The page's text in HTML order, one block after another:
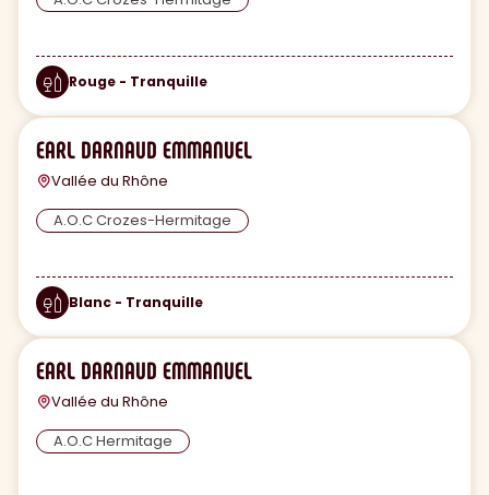
Rouge - Tranquille
EARL DARNAUD EMMANUEL
Vallée du Rhône
A.O.C Crozes-Hermitage
Blanc - Tranquille
EARL DARNAUD EMMANUEL
Vallée du Rhône
A.O.C Hermitage